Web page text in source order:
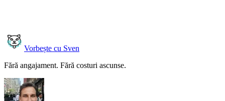
Vorbește cu Sven
Fără angajament. Fără costuri ascunse.